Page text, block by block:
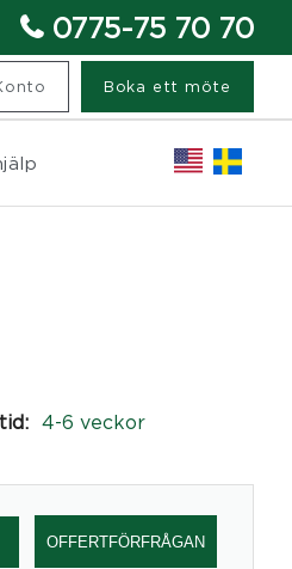
0775-75 70 70
Boka ett möte
4-6 veckor
OFFERTFÖRFRÅGAN